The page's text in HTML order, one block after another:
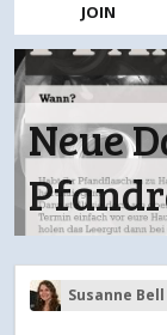
JOIN
Neue
Susanne Bell